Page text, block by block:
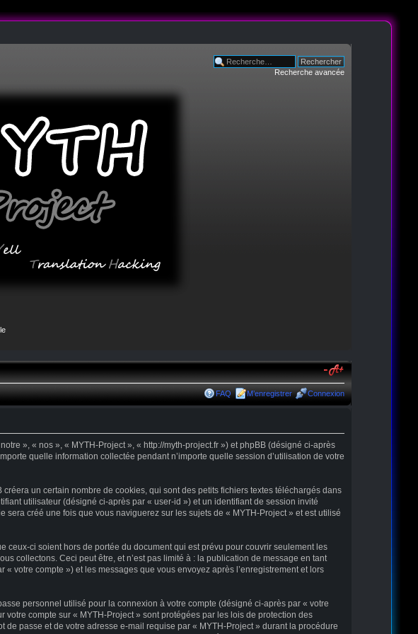
Recherche avancée
FAQ M’enregistrer Connexion
», « nos », « MYTH-Project », « http://myth-project.fr ») et phpBB (désigné ci-après
quelle information collectée pendant n’importe quelle session d’utilisation de votre
un certain nombre de cookies, qui sont des petits fichiers textes téléchargés dans
utilisateur (désigné ci-après par « user-id ») et un identifiant de session invité
créé une fois que vous naviguerez sur les sujets de « MYTH-Project » et est utilisé
ci soient hors de portée du document qui est prévu pour couvrir seulement les
collectons. Ceci peut être, et n’est pas limité à : la publication de message en tant
votre compte ») et les messages que vous envoyez après l’enregistrement et lors
personnel utilisé pour la connexion à votre compte (désigné ci-après par « votre
compte sur « MYTH-Project » sont protégées par les lois de protection des
passe et de votre adresse e-mail requise par « MYTH-Project » durant la procédure